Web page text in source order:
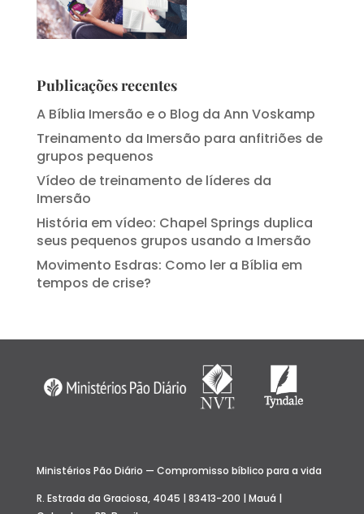
Publicações recentes
A Bíblia Imersão e o Blog da Ann Voskamp
Treinamento da Imersão para anfitriões de
grupos pequenos
Vídeo de treinamento de líderes da
Imersão
História em vídeo: Chapel Springs duplica
seus pequenos grupos usando a Imersão
Movimento Esdras: Como ler a Bíblia em
tempos de crise?
Ministérios Pão Diário — Compromisso bíblico para a vida
R. Estrada da Graciosa, 4045 | 83413-200 | Mauá |